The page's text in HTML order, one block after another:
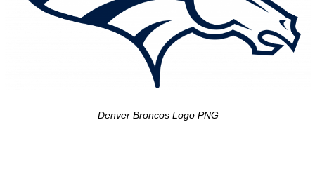
Denver Broncos Logo PNG